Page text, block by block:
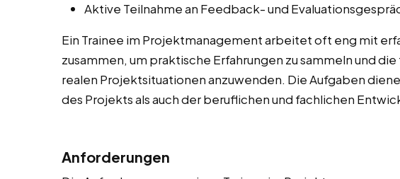
Aktive Teilnahme an Feedback- und
Ein Trainee im Projektmanagement arbeitet oft eng mit
zusammen, um praktische Erfahrungen zu sammeln und
realen Projektsituationen anzuwenden. Die Aufgaben
des Projekts als auch der beruflichen und fachlichen
Anforderungen